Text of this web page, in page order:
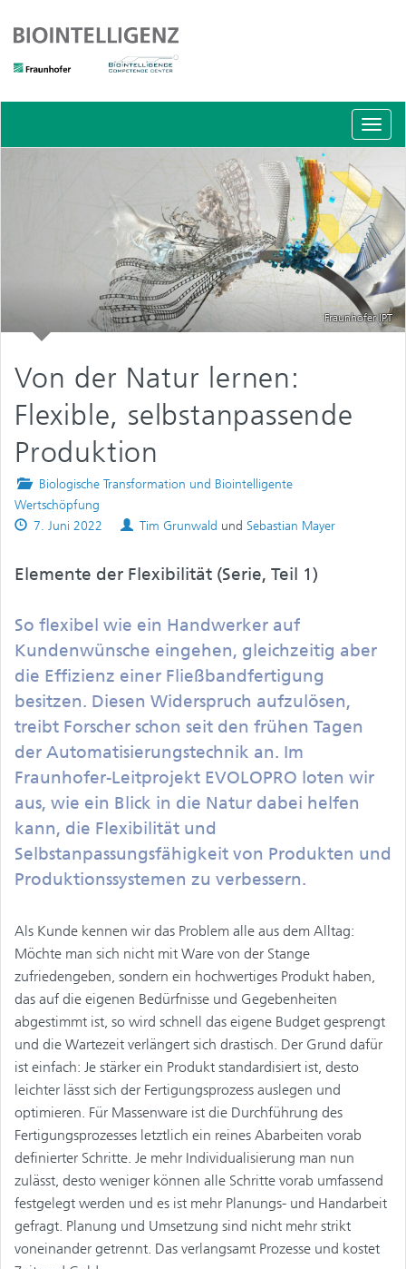
Fraunhofer IPT
Von der Natur lernen:
Flexible, selbstanpassende
Produktion
Posted
in
Biologische Transformation und Biointelligente
Wertschöpfung
Published
7. Juni 2022 Authors
Tim Grunwald und Sebastian Mayer
Elemente der Flexibilität (Serie, Teil 1)
So flexibel wie ein Handwerker auf
Kundenwünsche eingehen, gleichzeitig aber
die Effizienz einer Fließbandfertigung
besitzen. Diesen Widerspruch aufzulösen,
treibt Forscher schon seit den frühen Tagen
der Automatisierungstechnik an. Im
Fraunhofer-Leitprojekt EVOLOPRO loten wir
aus, wie ein Blick in die Natur dabei helfen
kann, die Flexibilität und
Selbstanpassungsfähigkeit von Produkten und
Produktionssystemen zu verbessern.
Als Kunde kennen wir das Problem alle aus dem Alltag:
Möchte man sich nicht mit Ware von der Stange
zufriedengeben, sondern ein hochwertiges Produkt haben,
das auf die eigenen Bedürfnisse und Gegebenheiten
abgestimmt ist, so wird schnell das eigene Budget gesprengt
und die Wartezeit verlängert sich drastisch. Der Grund dafür
ist einfach: Je stärker ein Produkt standardisiert ist, desto
leichter lässt sich der Fertigungsprozess auslegen und
optimieren. Für Massenware ist die Durchführung des
Fertigungsprozesses letztlich ein reines Abarbeiten vorab
definierter Schritte. Je mehr Individualisierung man nun
zulässt, desto weniger können alle Schritte vorab umfassend
festgelegt werden und es ist mehr Planungs- und Handarbeit
gefragt. Planung und Umsetzung sind nicht mehr strikt
voneinander getrennt. Das verlangsamt Prozesse und kostet